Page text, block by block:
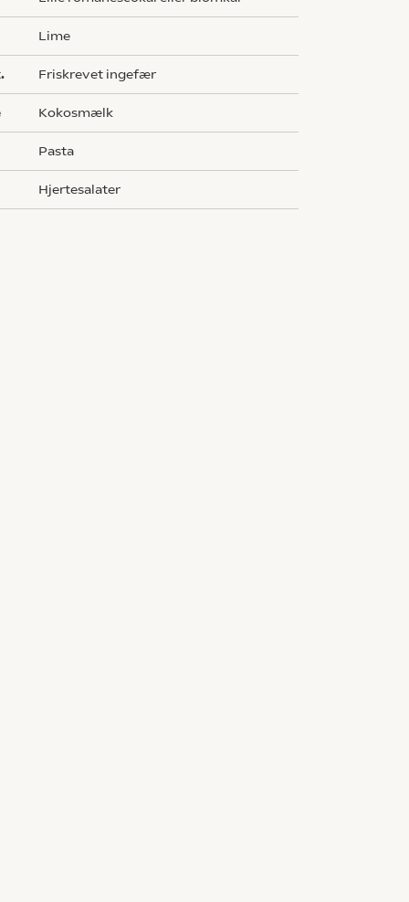
lime
friskrevet ingefær
kokosmælk
pasta
hjertesalater